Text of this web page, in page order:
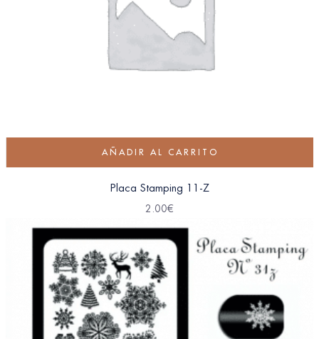
AÑADIR AL CARRITO
Placa Stamping 11-Z
2.00€